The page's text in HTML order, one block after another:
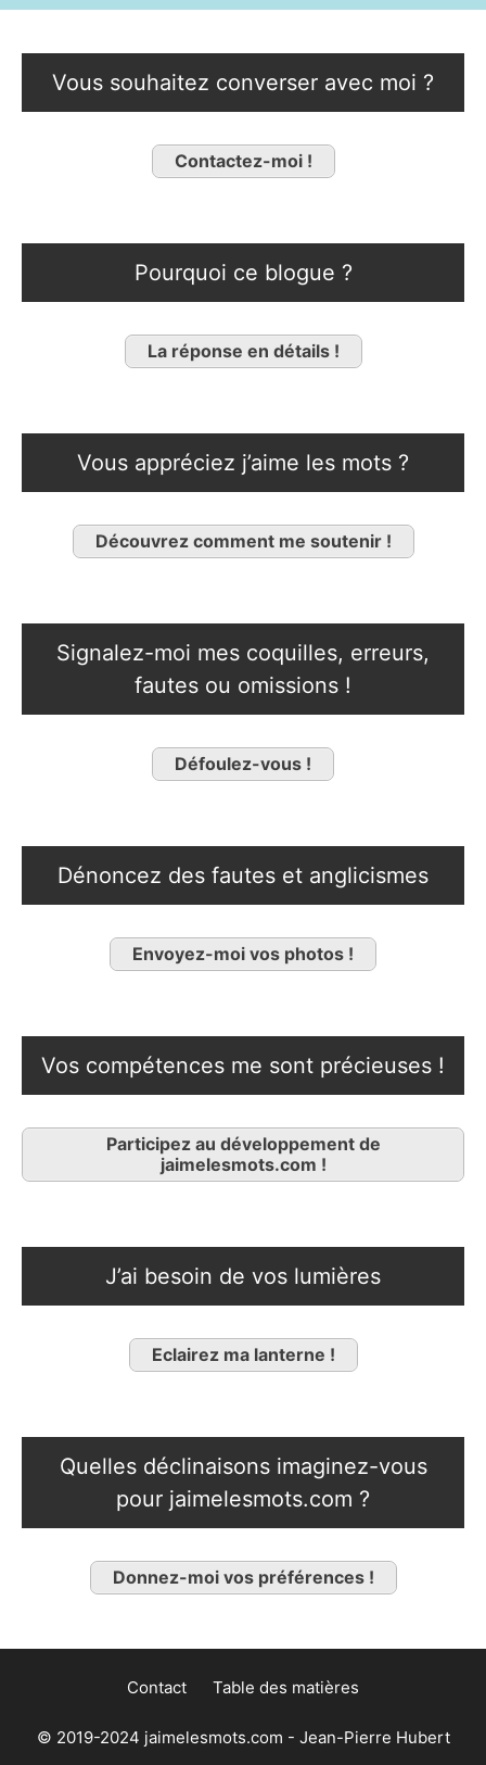
Vous souhaitez converser avec moi ?
Contactez-moi !
Pourquoi ce blogue ?
La réponse en détails !
Vous appréciez j’aime les mots ?
Découvrez comment me soutenir !
Signalez-moi mes coquilles, erreurs,
fautes ou omissions !
Défoulez-vous !
Dénoncez des fautes et anglicismes
Envoyez-moi vos photos !
Vos compétences me sont précieuses !
Participez au développement de
jaimelesmots.com !
J’ai besoin de vos lumières
Eclairez ma lanterne !
Quelles déclinaisons imaginez-vous
pour jaimelesmots.com ?
Donnez-moi vos préférences !
Contact Table des matières
© 2019-2024 jaimelesmots.com - Jean-Pierre Hubert